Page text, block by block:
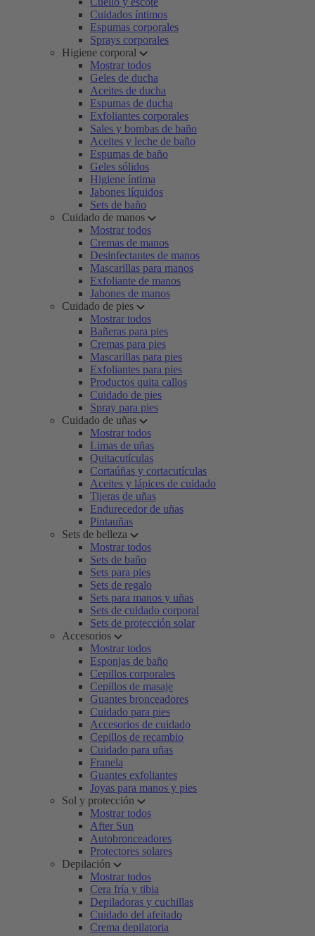
Cuidados íntimos
Espumas corporales
Sprays corporales
Higiene corporal
Mostrar todos
Geles de ducha
Aceites de ducha
Espumas de ducha
Exfoliantes corporales
Sales y bombas de baño
Aceites y leche de baño
Espumas de baño
Geles sólidos
Higiene íntima
Jabones líquidos
Sets de baño
Cuidado de manos
Mostrar todos
Cremas de manos
Desinfectantes de manos
Mascarillas para manos
Exfoliante de manos
Jabones de manos
Cuidado de pies
Mostrar todos
Bañeras para pies
Cremas para pies
Mascarillas para pies
Exfoliantes para pies
Productos quita callos
Cuidado de pies
Spray para pies
Cuidado de uñas
Mostrar todos
Limas de uñas
Quitacutículas
Cortaúñas y cortacutículas
Aceites y lápices de cuidado
Tijeras de uñas
Endurecedor de uñas
Pintauñas
Sets de belleza
Mostrar todos
Sets de baño
Sets para pies
Sets de regalo
Sets para manos y uñas
Sets de cuidado corporal
Sets de protección solar
Accesorios
Mostrar todos
Esponjas de baño
Cepillos corporales
Cepillos de masaje
Guantes bronceadores
Cuidado para pies
Accesorios de cuidado
Cepillos de recambio
Cuidado para uñas
Franela
Guantes exfoliantes
Joyas para manos y pies
Sol y protección
Mostrar todos
After Sun
Autobronceadores
Protectores solares
Depilación
Mostrar todos
Cera fría y tibia
Depiladoras y cuchillas
Cuidado del afeitado
Crema depilatoria